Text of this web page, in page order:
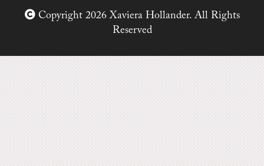
Copyright 2026 Xaviera Hollander. All Rights
Reserved